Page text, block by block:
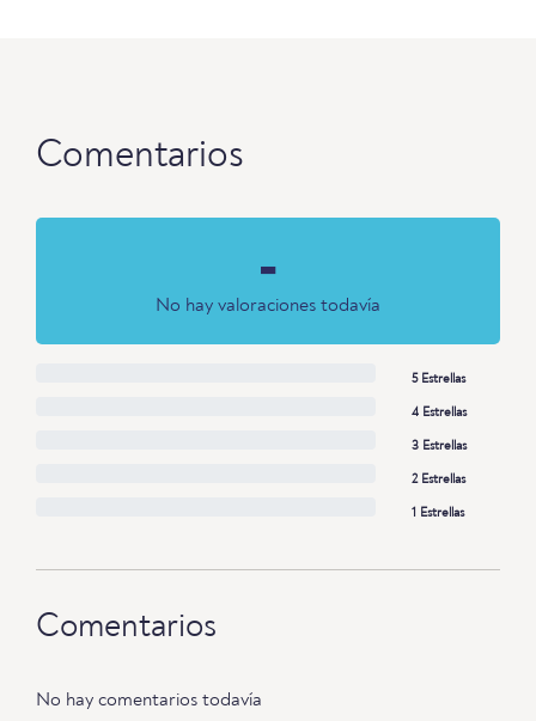
Comentarios
-
No hay valoraciones todavía
5 Estrellas
4 Estrellas
3 Estrellas
2 Estrellas
1 Estrellas
Comentarios
No hay comentarios todavía